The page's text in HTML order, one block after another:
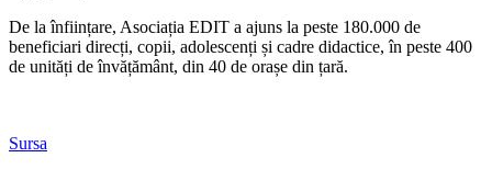
De la înființare, Asociația EDIT a ajuns la peste 180.000 de
beneficiari direcți, copii, adolescenți și cadre didactice, în peste 400
de unități de învățământ, din 40 de orașe din țară.
Sursa